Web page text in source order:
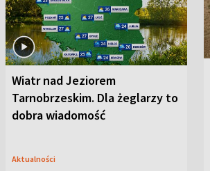
Wiatr nad Jeziorem
Tarnobrzeskim. Dla żeglarzy to
dobra wiadomość
Aktualności